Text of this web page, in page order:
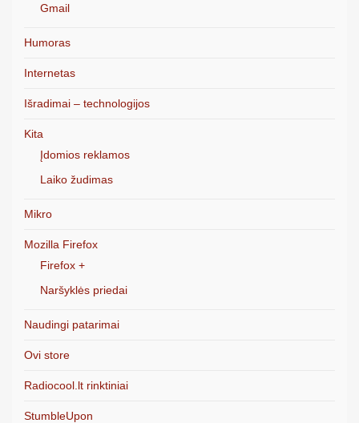
Gmail
Humoras
Internetas
Išradimai – technologijos
Kita
Įdomios reklamos
Laiko žudimas
Mikro
Mozilla Firefox
Firefox +
Naršyklės priedai
Naudingi patarimai
Ovi store
Radiocool.lt rinktiniai
StumbleUpon